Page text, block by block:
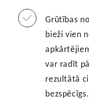
Grūtības
bieži vien
var radīt
rezultātā
bezspēcīgs.